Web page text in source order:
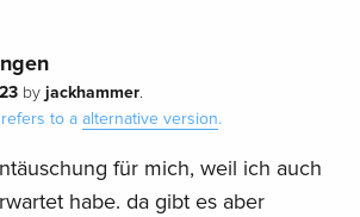
by jackhammer.
to a alternative version.
für mich, weil ich auch
habe. da gibt es aber